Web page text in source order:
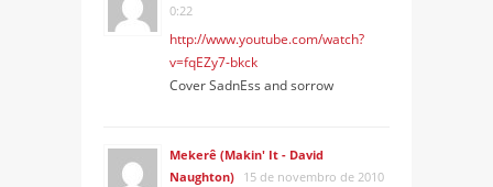
0:22
http://www.youtube.com/watch?
v=fqEZy7-bkck
Cover SadnEss and sorrow
Mekerê (Makin' It - David
Naughton) 15 de novembro de 2010